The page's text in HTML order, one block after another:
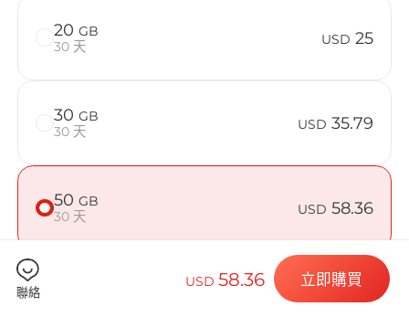
Billion
選擇您的目的
安裝您的
20 GB
30 天
USD 25
30 GB
30 天
USD 35.79
50 GB
30 天
USD 58.36
聯絡
USD58.36 立即購買